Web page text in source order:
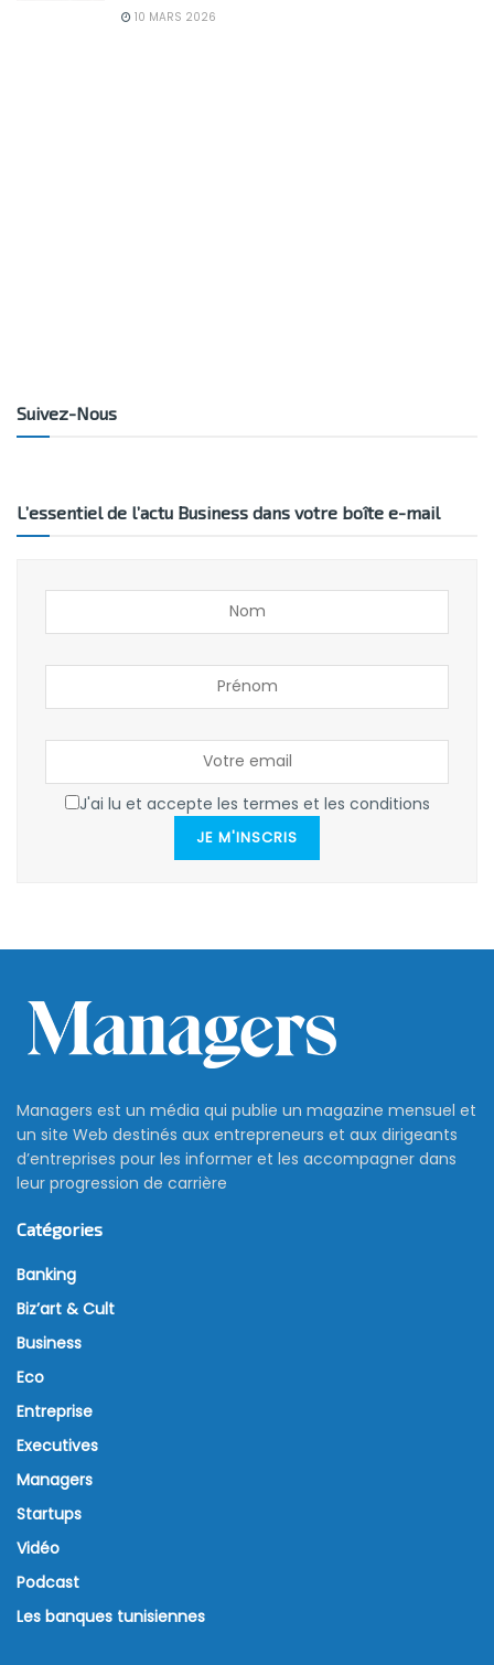
10 MARS 2026
Suivez-Nous
L’essentiel de l’actu Business dans votre boîte e-mail
J'ai lu et accepte les termes et les conditions
JE M'INSCRIS
Managers est un média qui publie un magazine mensuel et
un site Web destinés aux entrepreneurs et aux dirigeants
d’entreprises pour les informer et les accompagner dans
leur progression de carrière
Catégories
Banking
Biz’art & Cult
Business
Eco
Entreprise
Executives
Managers
Startups
Vidéo
Podcast
Les banques tunisiennes